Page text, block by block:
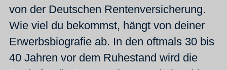
von der Deutschen Rentenversicherung.
Wie viel du bekommst, hängt von deiner
Erwerbsbiografie ab. In den oftmals 30 bis
40 Jahren vor dem Ruhestand wird die